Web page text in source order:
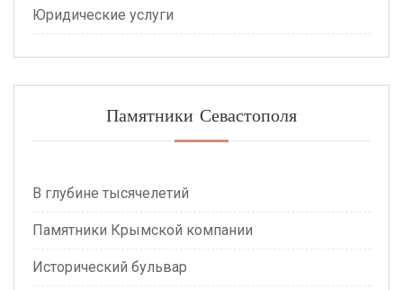
Юридические услуги
Памятники Севастополя
В глубине тысячелетий
Памятники Крымской компании
Исторический бульвар